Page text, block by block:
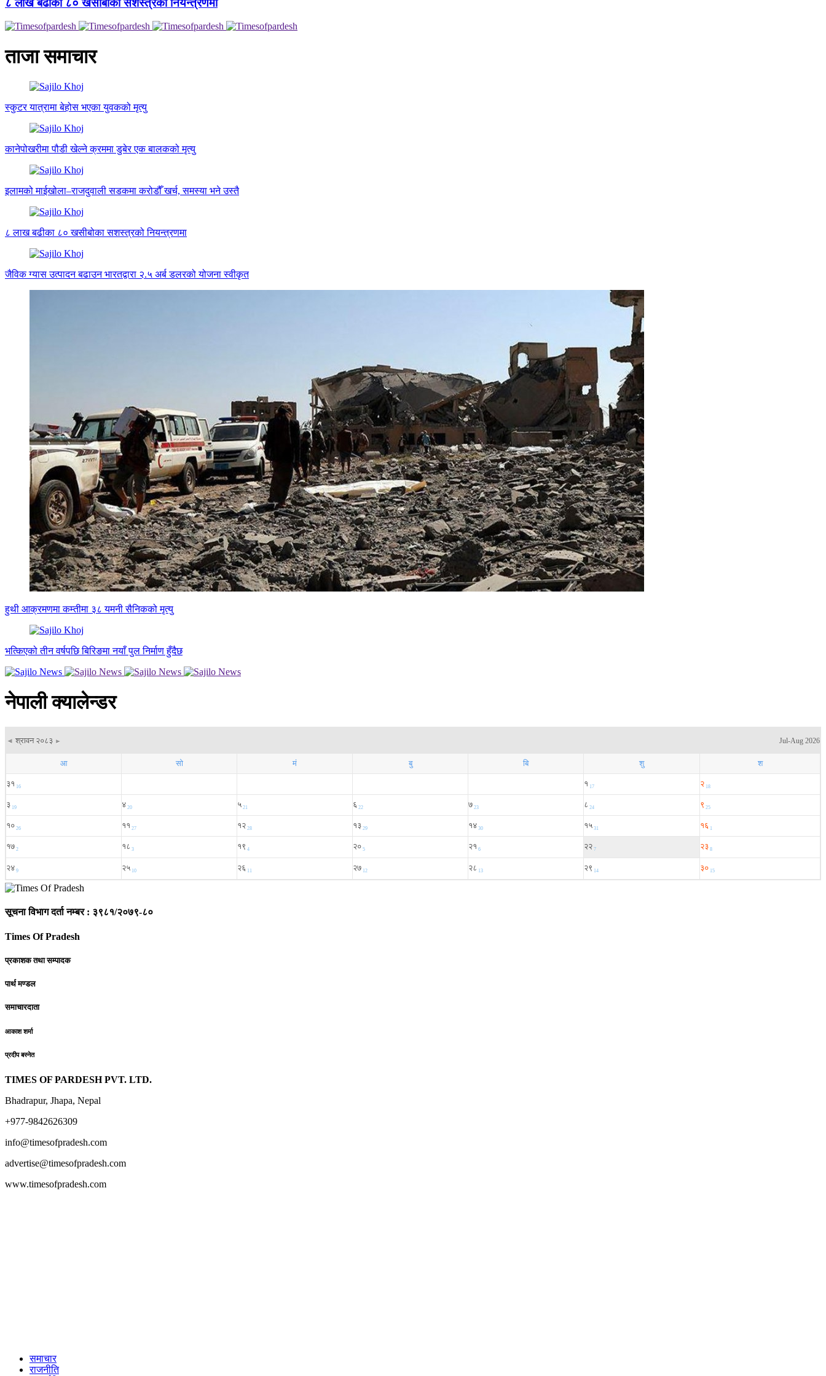
८ लाख बढीका ८० खसीबोका सशस्त्रको नियन्त्रणमा
ताजा समाचार
स्कुटर यात्रामा बेहोस भएका युवकको मृत्यु
कानेपोखरीमा पौडी खेल्ने क्रममा डुबेर एक बालकको मृत्यु
इलामको माईखोला–राजदुवाली सडकमा करोडौँ खर्च, समस्या भने उस्तै
८ लाख बढीका ८० खसीबोका सशस्त्रको नियन्त्रणमा
जैविक ग्यास उत्पादन बढाउन भारतद्वारा २.५ अर्ब डलरको योजना स्वीकृत
हुथी आक्रमणमा कम्तीमा ३८ यमनी सैनिकको मृत्यु
भत्किएको तीन वर्षपछि बिरिङमा नयाँ पुल निर्माण हुँदैछ
नेपाली क्यालेन्डर
सूचना विभाग दर्ता नम्बर : ३९८१/२०७९-८०
Times Of Pradesh
प्रकाशक तथा सम्पादक
पार्थ मण्डल
समाचारदाता
आकाश शर्मा
प्रदीप बस्नेत
TIMES OF PARDESH PVT. LTD.
Bhadrapur, Jhapa, Nepal
+977-9842626309
info@timesofpradesh.com
advertise@timesofpradesh.com
www.timesofpradesh.com
समाचार
राजनीति